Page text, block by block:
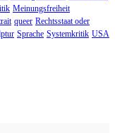
Meinungsfreiheit
queer Rechtsstaat oder
Sprache Systemkritik USA